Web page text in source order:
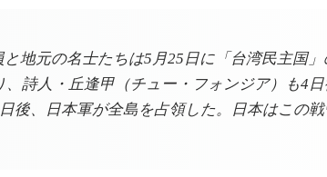
地元の名士たちは5月25日に「台湾民主国
詩人・丘逢甲（チュー・フォンジア）も4
、日本軍が全島を占領した。日本はこの